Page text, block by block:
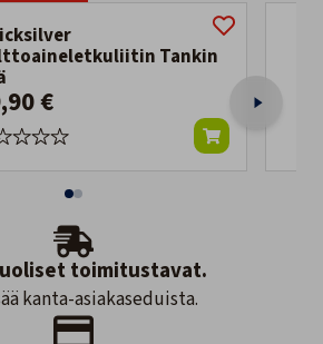
Tankin
€
toimitustavat.
kanta-asiakaseduista.